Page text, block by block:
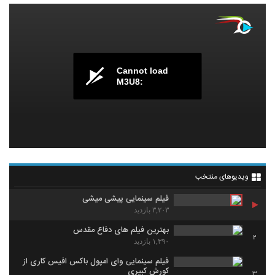
Cannot load
M3U8:
ویدیوهای منتخب
فیلم سینمایی پیشی میشی
۳,۲۰۳ بازدید
2
بهترين فيلم هاي دفاع مقدس
۱,۳۹۰ بازدید
3
فیلم سینمایی وای امپول باکس افیس کاری از
کورش کبیری